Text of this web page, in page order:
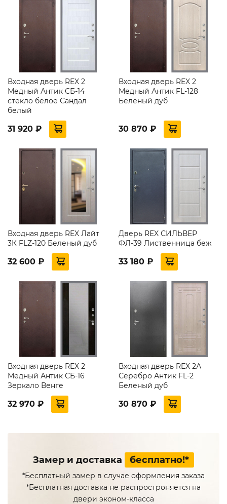
Входная дверь REX 2
Медный Антик СБ-14
стекло белое Сандал
белый
31 920 ₽
Входная дверь REX 2
Медный Антик FL-128
Беленый дуб
30 870 ₽
Входная дверь REX Лайт
3К FLZ-120 Беленый дуб
32 600 ₽
Дверь REX СИЛЬВЕР
ФЛ-39 Лиственница беж
33 180 ₽
Входная дверь REX 2
Медный Антик СБ-16
Зеркало Венге
32 970 ₽
Входная дверь REX 2А
Серебро Антик FL-2
Беленый дуб
30 870 ₽
Замер и доставка бесплатно!*
*Бесплатный замер в случае оформления заказа
*Бесплатная доставка не распростроняется на
двери эконом-класса